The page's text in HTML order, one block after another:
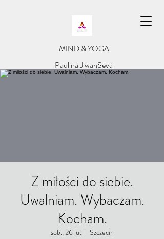
​MIND & YOGA
​Paulina JiwanSeva
Z miłości do siebie.
Uwalniam. Wybaczam.
Kocham.
sob., 26 lut
  |
Szczecin